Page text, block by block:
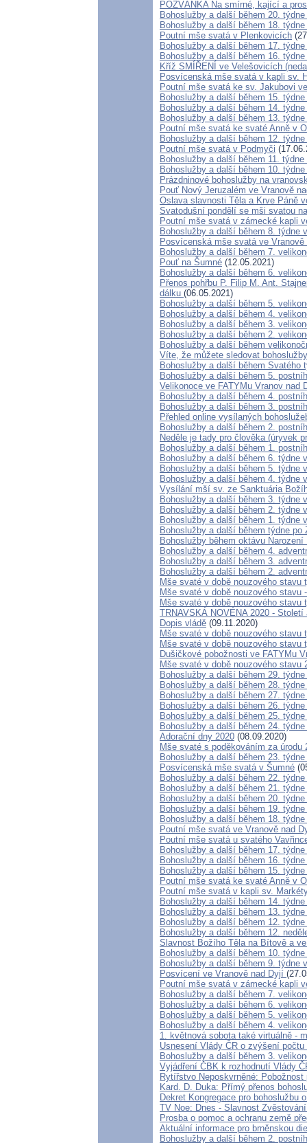
POZVÁNKA Na smírné, kající a
Bohoslužby a další během 20.
Bohoslužby a další během 18.
Poutní mše svatá v Plenkovicích
Bohoslužby a další během 17.
Bohoslužby a další během 16.
Kříž SMÍŘENÍ ve Velešovicích
Posvícenská mše svatá v kapli sv.
Poutní mše svatá ke sv. Jakubovi
Bohoslužby a další během 15.
Bohoslužby a další během 14.
Bohoslužby a další během 13.
Poutní mše svatá ke svaté Anně v
Bohoslužby a další během 12.
Poutní mše svatá v Podmyči
Bohoslužby a další během 11.
Bohoslužby a další během 10.
Prázdninové bohoslužby na
Pouť Nový Jeruzalém ve Vranově
Oslava slavnosti Těla a Krve Páně
Svatodušní pondělí se mši svatou
Poutní mše svatá v zámecké kapli
Bohoslužby a další během 8. týdne
Posvícenská mše svatá ve Vranově
Bohoslužby a další během 7.
Pouť na Šumné (12.05.2021)
Bohoslužby a další během 6.
Přenos pohřbu P. Filip M. Ant.
dálku (06.05.2021)
Bohoslužby a další během 5.
Bohoslužby a další během 4.
Bohoslužby a další během 3.
Bohoslužby a další během 2.
Bohoslužby a další během
Víte, že můžete sledovat
Bohoslužby a další během Svatého
Bohoslužby a další během 5.
Velikonoce ve FATYMu Vranov nad
Bohoslužby a další během 4.
Bohoslužby a další během 3.
Přehled online vysílaných
Bohoslužby a další během 2.
Neděle je tady pro člověka (úryvek
Bohoslužby a další během 1.
Bohoslužby a další během 6. týdne
Bohoslužby a další během 5. týdne
Bohoslužby a další během 4. týdne
Vysílání mší sv. ze Sanktuária
Bohoslužby a další během 3. týdne
Bohoslužby a další během 2. týdne
Bohoslužby a další během 1. týdne
Bohoslužby a další během týdne po
Bohoslužby během oktávu Narození
Bohoslužby a další během 4.
Bohoslužby a další během 3.
Bohoslužby a další během 2.
Mše svaté v době nouzového stavu
Mše svaté v době nouzového stavu
Mše svaté v době nouzového stavu
TRNAVSKÁ NOVÉNA 2020 -
Dopis vládě (09.11.2020)
Mše svaté v době nouzového stavu
Mše svaté v době nouzového stavu
Dušičkové pobožnosti ve FATYMu
Mše svaté v době nouzového stavu
Bohoslužby a další během 29.
Bohoslužby a další během 28.
Bohoslužby a další během 27.
Bohoslužby a další během 26.
Bohoslužby a další během 25.
Bohoslužby a další během 24.
Adorační dny 2020 (08.09.2020)
Mše svaté s poděkováním za úrodu
Bohoslužby a další během 23.
Posvícenská mše svatá v Šumné
Bohoslužby a další během 22.
Bohoslužby a další během 21.
Bohoslužby a další během 20.
Bohoslužby a další během 19.
Bohoslužby a další během 18.
Poutní mše svatá ve Vranově nad
Poutní mše svatá u svatého
Bohoslužby a další během 17.
Bohoslužby a další během 16.
Bohoslužby a další během 15.
Poutní mše svatá ke svaté Anně v
Poutní mše svatá v kapli sv.
Bohoslužby a další během 14.
Bohoslužby a další během 13.
Bohoslužby a další během 12.
Bohoslužby a další během 12.
Slavnost Božího Těla na Bítově a
Bohoslužby a další během 10.
Bohoslužby a další během 9. týdne
Posvícení ve Vranově nad Dyjí
Poutní mše svatá v zámecké kapli
Bohoslužby a další během 7.
Bohoslužby a další během 6.
Bohoslužby a další během 5.
Bohoslužby a další během 4.
1. květnová sobota také virtuálně -
Usnesení Vlády ČR o zvýšení počtu
Bohoslužby a další během 3.
Vyjádření ČBK k rozhodnutí Vlády
Rytířstvo Neposkvrněné:
Kard. D. Duka: Přímý přenos
Dekret Kongregace pro bohoslužbu
TV Noe: Dnes - Slavnost
Prosba o pomoc a ochranu země
Aktuální informace pro brněnskou
Bohoslužby a další během 2.